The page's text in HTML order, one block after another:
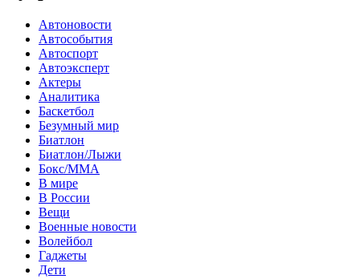
Автоновости
Автособытия
Автоспорт
Автоэксперт
Актеры
Аналитика
Баскетбол
Безумный мир
Биатлон
Биатлон/Лыжи
Бокс/MMA
В мире
В России
Вещи
Военные новости
Волейбол
Гаджеты
Дети